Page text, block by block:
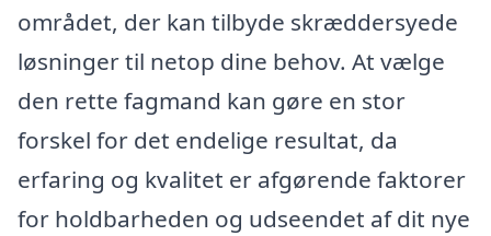
området, der kan tilbyde skræddersyede
løsninger til netop dine behov. At vælge
den rette fagmand kan gøre en stor
forskel for det endelige resultat, da
erfaring og kvalitet er afgørende faktorer
for holdbarheden og udseendet af dit nye